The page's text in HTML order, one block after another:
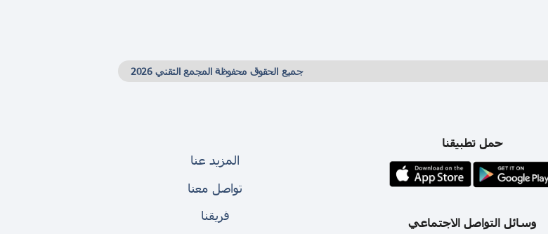
جميع الحقوق محفوظة المجمع التقني 2026
حمل تطبيقنا
وسائل التواصل الاجتماعي
المزيد عنا
تواصل معنا
فريقنا